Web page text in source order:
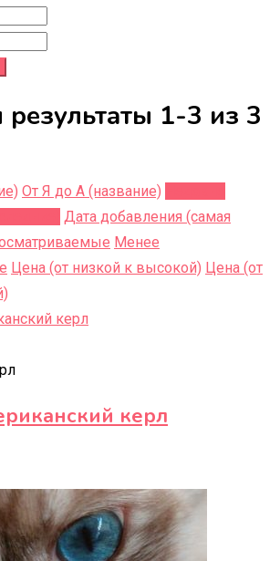
1-3 из 3
От Я до A (название)
Дата добавления (самая
Менее
Цена (от низкой к высокой) Цена (от
керл